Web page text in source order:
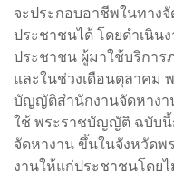
จะประกอบอาชีพในทาง
ประชาชนได้ โดยดำเนิน
ประชาชน ผู้มาใช้บริกา
และในช่วงเดือนตุลาคม
บัญญัติสำนักงานจัดหางา
ใช้ พระราชบัญญัติ ฉบับนี้
จัดหางาน ขึ้นในจังหวัด
งานให้แก่ประชาชนโดย